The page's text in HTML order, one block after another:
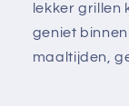
lekker grillen
geniet
maaltijden,